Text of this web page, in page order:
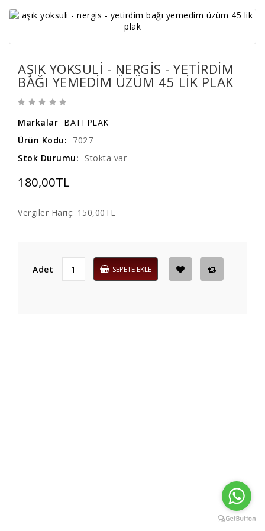
AŞIK YOKSULI - NERGIS - YETIRDIM
BAĞI YEMEDIM ÜZÜM 45 LIK PLAK
Markalar BATI PLAK
Ürün Kodu:
7027
Stok Durumu:
Stokta var
180,00TL
Vergiler Hariç: 150,00TL
Adet SEPETE EKLE